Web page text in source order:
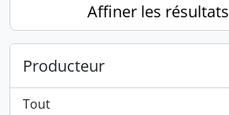
Affiner les
Producteur
Tout